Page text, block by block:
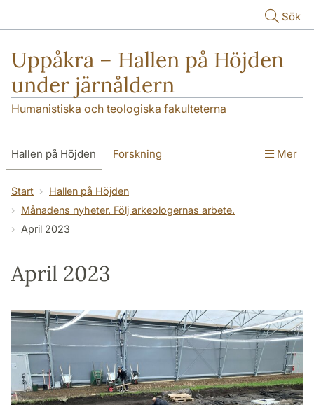
Sök
Uppåkra – Hallen på Höjden
under järnåldern
Humanistiska och teologiska fakulteterna
Hallen på Höjden Forskning
Publikationer Uppåkra i media
Seminarieundersökningar Kontakt
Mer
Start
Hallen på Höjden
Månadens nyheter. Följ arkeologernas arbete.
April 2023
April 2023